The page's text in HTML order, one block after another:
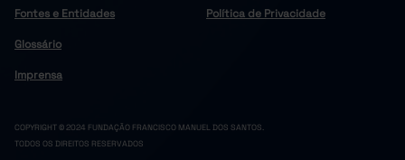
Fontes e Entidades
Glossário
Imprensa
Política de Privacidade
COPYRIGHT © 2024 FUNDAÇÃO FRANCISCO MANUEL DOS SANTOS.
TODOS OS DIREITOS RESERVADOS